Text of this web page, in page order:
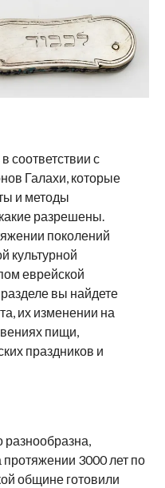
соответствии с
Галахи, которые
и методы
разрешены.
поколений
культурной
еврейской
вы найдете
их изменении на
пищи,
праздников и
разнообразна,
протяжении 3000 лет по
общине готовили